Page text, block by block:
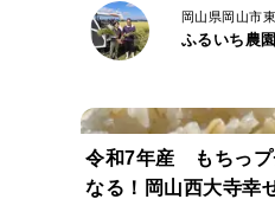
岡山県岡山市
ふるいち農園
令和7年産 もちっプ
なる！岡山西大寺幸